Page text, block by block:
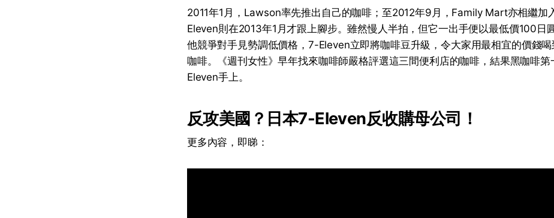
2011年1月，Lawson率先推出自己的咖啡；至2012年9月，Family Mart亦相繼加
Eleven則在2013年1月才跟上腳步。雖然慢人半拍，但它一出手便以最低價100日
他競爭對手見勢調低價格，7-Eleven立即將咖啡豆升級，令大家用最相宜的價錢
咖啡。《週刊女性》早年找來咖啡師嚴格評選這三間便利店的咖啡，結果黑咖啡
Eleven手上。
反攻美國？日本7-Eleven反收購母公司！
更多內容，即睇：